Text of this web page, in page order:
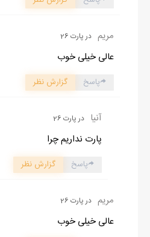
مریم در پارت 26
عالی خیلی خوب
پاسخ گزارش نظر
آنیا در پارت 26
پارت نداریم چرا
پاسخ گزارش نظر
مریم در پارت 26
عالی خیلی خوب